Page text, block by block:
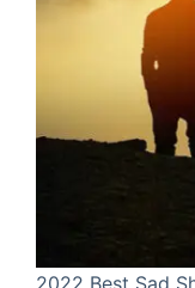
2022 Best Sad